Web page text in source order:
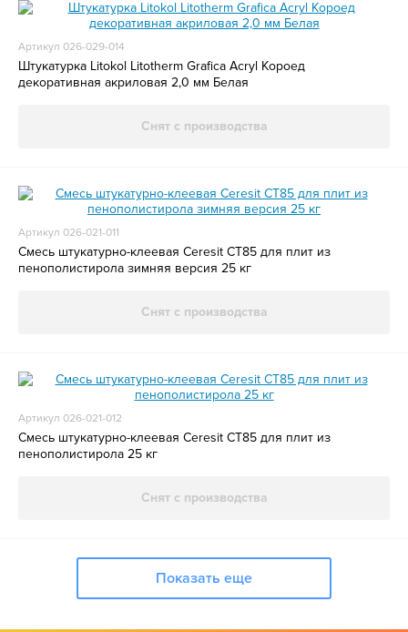
Артикул 026-029-014
Штукатурка Litokol Litotherm Grafica Acryl Короед
декоративная акриловая 2,0 мм Белая
Снят с производства
Артикул 026-021-011
Смесь штукатурно-клеевая Ceresit CT85 для плит из
пенополистирола зимняя версия 25 кг
Снят с производства
Артикул 026-021-012
Смесь штукатурно-клеевая Ceresit CT85 для плит из
пенополистирола 25 кг
Снят с производства
Показать еще